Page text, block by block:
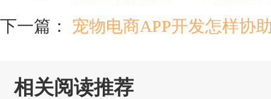
下一篇： 宠物电商APP开发怎样协
相关阅读推荐